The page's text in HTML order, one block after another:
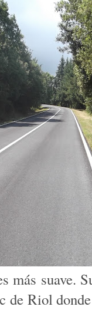
más suave.
de Riol